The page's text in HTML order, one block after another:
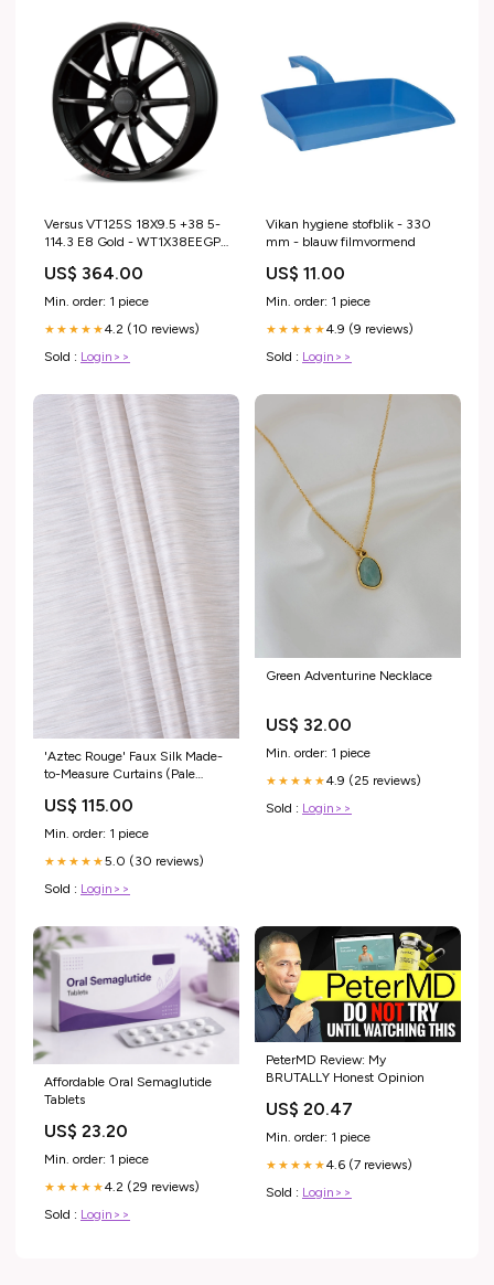
Versus VT125S 18X9.5 +38 5-
114.3 E8 Gold - WT1X38EEGP
US$ 364.00
Min. order: 1 piece
★★★★★4.2 (10 reviews)
Sold : Login>>
Vikan hygiene stofblik - 330
mm - blauw filmvormend
US$ 11.00
Min. order: 1 piece
★★★★★4.9 (9 reviews)
Sold : Login>>
'Aztec Rouge' Faux Silk Made-
to-Measure Curtains (Pale
US$ 115.00
Min. order: 1 piece
★★★★★5.0 (30 reviews)
Sold : Login>>
Green Adventurine Necklace
US$ 32.00
Min. order: 1 piece
★★★★★4.9 (25 reviews)
Sold : Login>>
Affordable Oral Semaglutide
Tablets
US$ 23.20
Min. order: 1 piece
★★★★★4.2 (29 reviews)
Sold : Login>>
PeterMD Review: My
BRUTALLY Honest Opinion
US$ 20.47
Min. order: 1 piece
★★★★★4.6 (7 reviews)
Sold : Login>>